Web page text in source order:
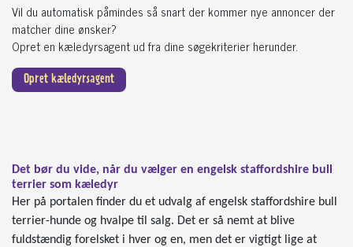
Vil du automatisk påmindes så snart der kommer nye annoncer der
matcher dine ønsker?
Opret en kæledyrsagent ud fra dine søgekriterier herunder.
Opret kæledyrsagent
Det bør du vide, når du vælger en engelsk staffordshire bull
terrier som kæledyr
Her på portalen finder du et udvalg af engelsk staffordshire bull
terrier-hunde og hvalpe til salg. Det er så nemt at blive
fuldstændig forelsket i hver og en, men det er vigtigt lige at